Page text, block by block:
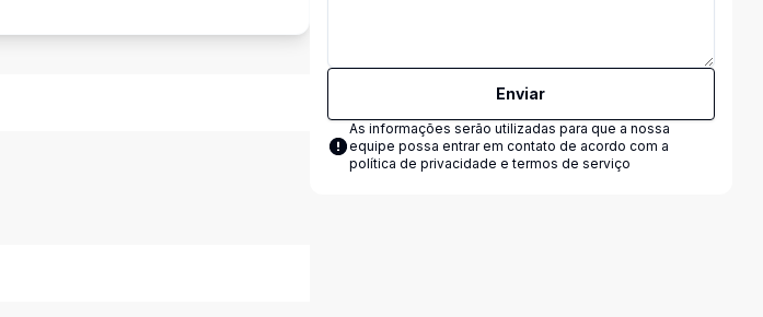
Enviar
As informações serão utilizadas para que a nossa
equipe possa entrar em contato de acordo com a
política de privacidade e termos de serviço